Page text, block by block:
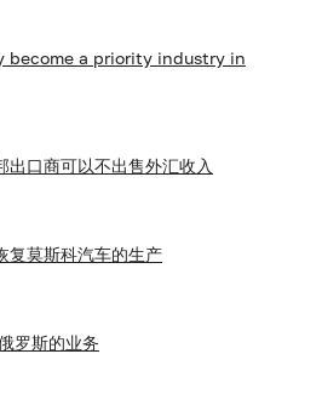
become a priority industry in
出口商可以不出售外汇收入
复莫斯科汽车的生产
罗斯的业务